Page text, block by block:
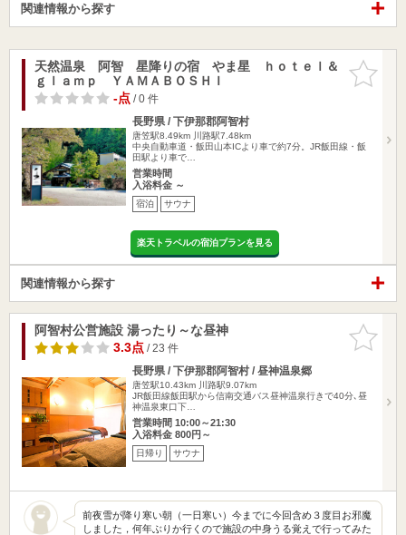
関連情報から探す
お気に入
りに追加
天然温泉 阿智 星降りの宿 やま星 ｈｏｔｅｌ＆
ｇｌａｍｐ ＹＡＭＡＢＯＳＨＩ
-点/ 0 件
長野県 / 下伊那郡阿智村
唐笠駅8.49km
川路駅7.48km
中央自動車道・飯田山本ICより車で約7分。JR飯田線・飯
田駅より車で…
営業時間
入浴料金 ～
宿泊 サウナ
楽天トラベルの宿泊プランを見る
関連情報から探す
お気に入
りに追加
阿智村公営施設 湯ったり～な昼神
3.3点/ 23 件
長野県 / 下伊那郡阿智村 / 昼神温泉郷
唐笠駅10.43km
川路駅9.07km
JR飯田線飯田駅から信南交通バス昼神温泉行きで40分､昼
神温泉東口下…
営業時間 10:00～21:30
入浴料金 800円～
日帰り サウナ
前夜雪が降り寒い朝（一日寒い）今までに今回含め３度目お邪魔
しました，何年ぶりか行くので施設の中身うる覚えで行ってみた